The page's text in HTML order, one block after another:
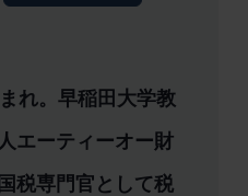
れ。早稲田大学教
エーティーオー財
税専門官として税